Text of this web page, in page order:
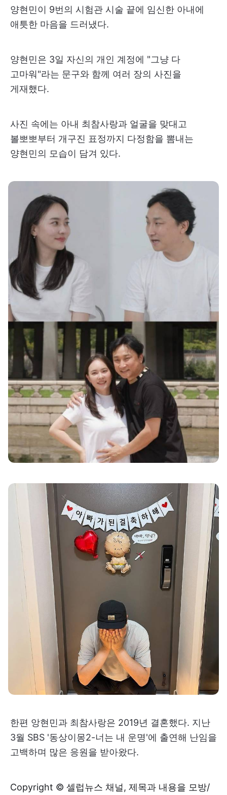
양현민이 9번의 시험관 시술 끝에 임신한 아내에
애틋한 마음을 드러냈다.
양현민은 3일 자신의 개인 계정에 "그냥 다
고마워"라는 문구와 함께 여러 장의 사진을
게재했다.
사진 속에는 아내 최참사랑과 얼굴을 맞대고
볼뽀뽀부터 개구진 표정까지 다정함을 뽐내는
양현민의 모습이 담겨 있다.
한편 앙현민과 최참사랑은 2019년 결혼했다. 지난
3월 SBS '동상이몽2-너는 내 운명'에 출연해 난임을
고백하며 많은 응원을 받아왔다.
Copyright © 셀럽뉴스 채널, 제목과 내용을 모방/